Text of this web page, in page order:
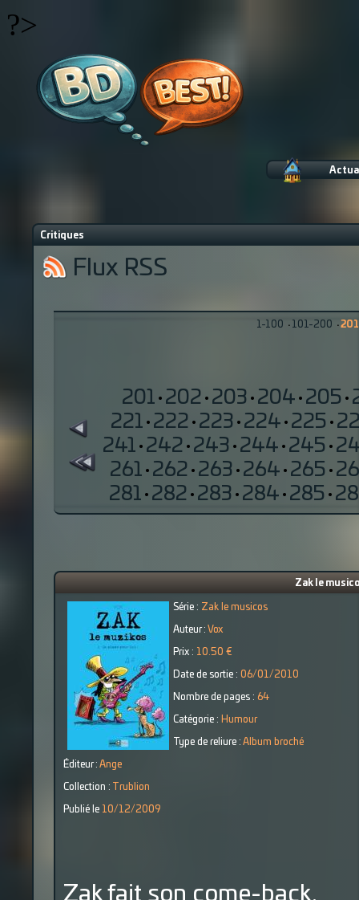
?>
Critiques
Flux RSS
1-100 · 101-200 ·
201 · 202 · 203 · 204 · 205 ·
221 · 222 · 223 · 224 · 225 ·
241 · 242 · 243 · 244 · 245 ·
261 · 262 · 263 · 264 · 265 ·
281 · 282 · 283 · 284 · 285 ·
Zak le
Série : Zak le musicos
Auteur : Vox
Prix : 10.50 €
Date de sortie : 06/01/2010
Nombre de pages : 64
Catégorie : Humour
Type de reliure : Album broché
Éditeur : Ange
Collection : Trublion
Publié le 10/12/2009
Zak fait son come-back.